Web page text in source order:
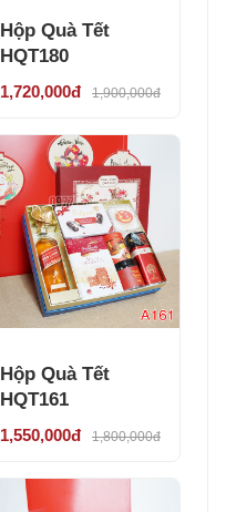
Hộp Quà Tết
HQT180
1,720,000đ 1,900,000đ
Hộp Quà Tết
HQT161
1,550,000đ 1,800,000đ